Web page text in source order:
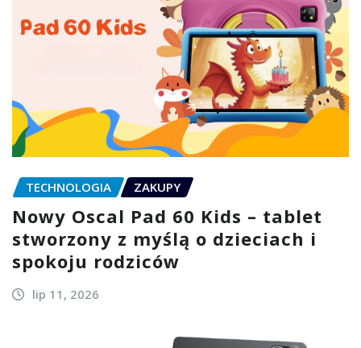
TECHNOLOGIA ZAKUPY
Nowy Oscal Pad 60 Kids – tablet
stworzony z myślą o dzieciach i
spokoju rodziców
lip 11, 2026